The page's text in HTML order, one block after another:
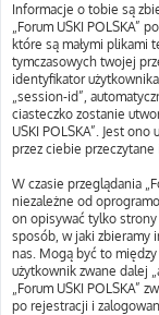
Informacje o tobie są
„Forum USKI POLSKA”
które są małymi plikami
tymczasowych twojej
identyfikator
„session-id”,
ciasteczko zostanie
USKI POLSKA”. Jest
przez ciebie przeczytane
W czasie przeglądania
niezależne od
on opisywać tylko
sposób, w jaki zbieramy
nas. Mogą być to
użytkownik zwane dalej
„Forum USKI POLSKA”
po rejestracji i